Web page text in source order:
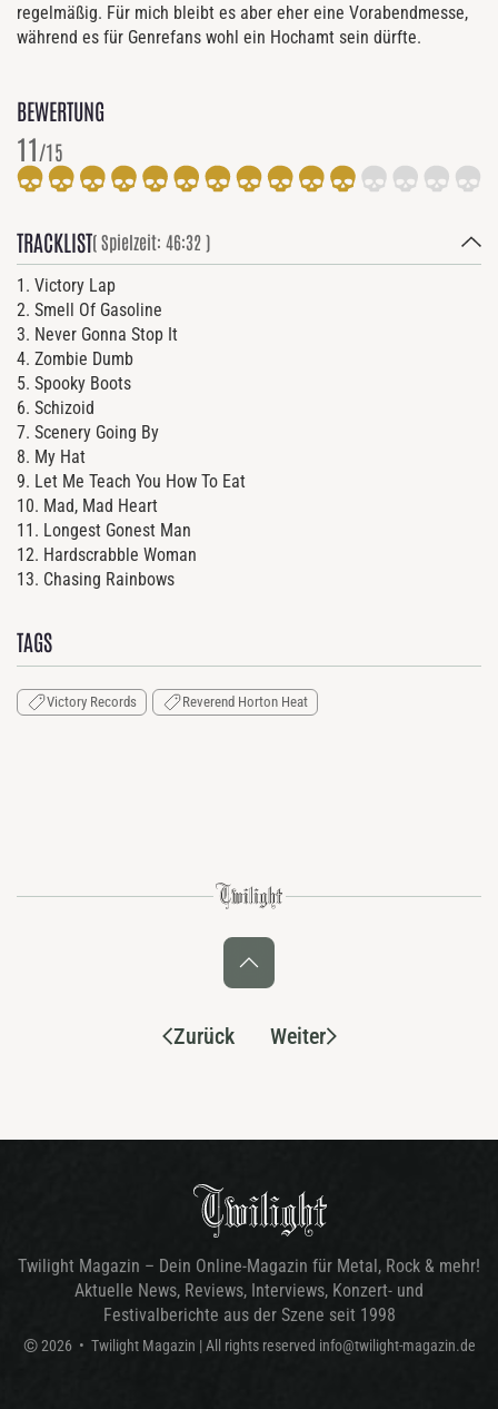
regelmäßig. Für mich bleibt es aber eher eine Vorabendmesse,
während es für Genrefans wohl ein Hochamt sein dürfte.
BEWERTUNG
11/15
TRACKLIST( Spielzeit: 46:32 )
1. Victory Lap
2. Smell Of Gasoline
3. Never Gonna Stop It
4. Zombie Dumb
5. Spooky Boots
6. Schizoid
7. Scenery Going By
8. My Hat
9. Let Me Teach You How To Eat
10. Mad, Mad Heart
11. Longest Gonest Man
12. Hardscrabble Woman
13. Chasing Rainbows
TAGS
Victory Records Reverend Horton Heat
Zurück Weiter
Twilight Magazin – Dein Online-Magazin für Metal, Rock & mehr!
Aktuelle News, Reviews, Interviews, Konzert- und
Festivalberichte aus der Szene seit 1998
© 2026 • Twilight Magazin | All rights reserved info@twilight-magazin.de